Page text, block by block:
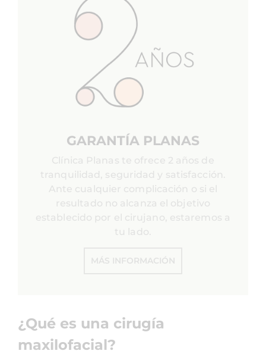
GARANTÍA PLANAS
Clínica Planas te ofrece 2 años de
tranquilidad, seguridad y satisfacción.
Ante cualquier complicación o si el
resultado no alcanza el objetivo
establecido por el cirujano, estaremos a
tu lado.
MÁS INFORMACIÓN
¿Qué es una cirugía
maxilofacial?